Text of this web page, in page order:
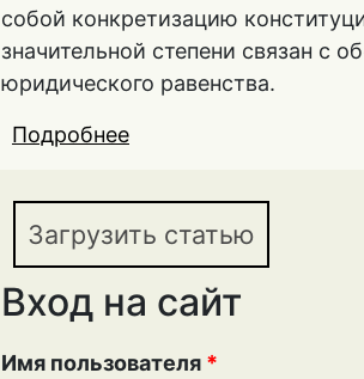
собой конкретизацию
значительной степени связан с
юридического равенства.
Подробнее
Загрузить статью
Вход на сайт
Имя пользователя *